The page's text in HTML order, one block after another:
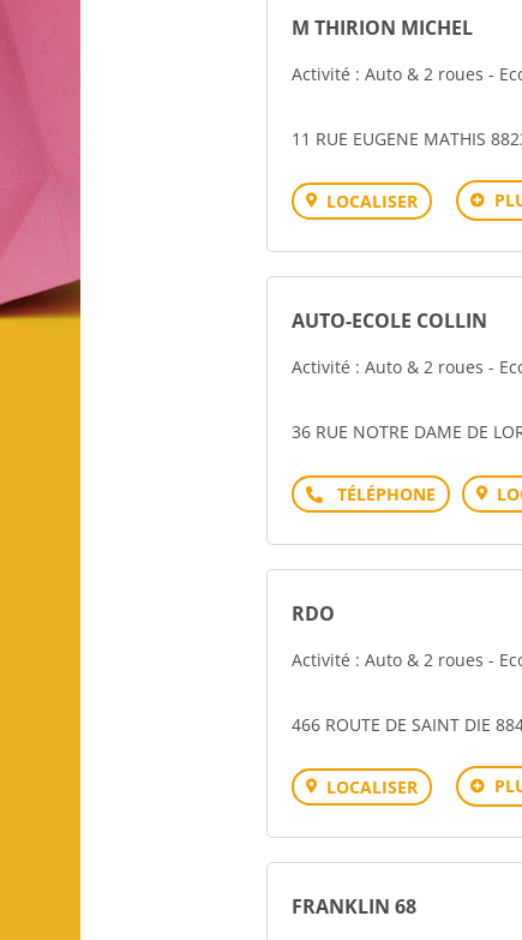
M THIRION MICHEL
Activité : Auto & 2 roues -
11 RUE EUGENE MATHIS
LOCALISER
AUTO-ECOLE COLLIN
Activité : Auto & 2 roues -
36 RUE NOTRE DAME DE
Téléphone
RDO
Activité : Auto & 2 roues -
466 ROUTE DE SAINT DIE
LOCALISER
FRANKLIN 68